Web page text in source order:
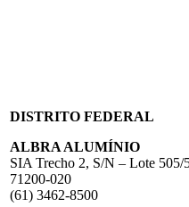
DISTRITO FEDERAL
ALBRA ALUMÍNIO
SIA Trecho 2, S/N – Lote
71200-020
(61) 3462-8500